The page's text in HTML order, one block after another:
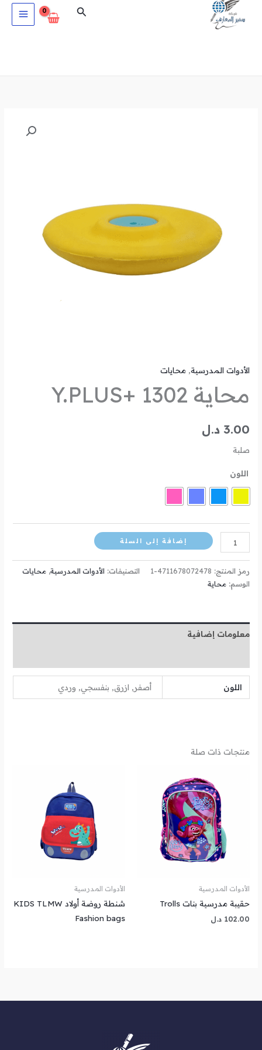
البحث
الأدوات المدرسية,محايات
محاية Y.PLUS+ 1302
3.00 د.ل
صلبة
اللون
إضافة إلى السلة
رمز المنتج: 4711678072478-1 التصنيفات: الأدوات المدرسية,محايات
الوسم:محاية
معلومات إضافية
اللون أصفر, ازرق, بنفسجي, وردي
منتجات ذات صلة
الأدوات المدرسية
حقيبة مدرسية بنات Trolls
102.00 د.ل
الأدوات المدرسية
شنطة روضة أولاد KIDS TLMW
Fashion bags